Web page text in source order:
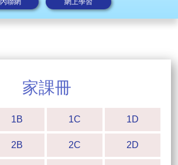
內聯網 網上學習
家課冊
1B 1C 1D
2B 2C 2D